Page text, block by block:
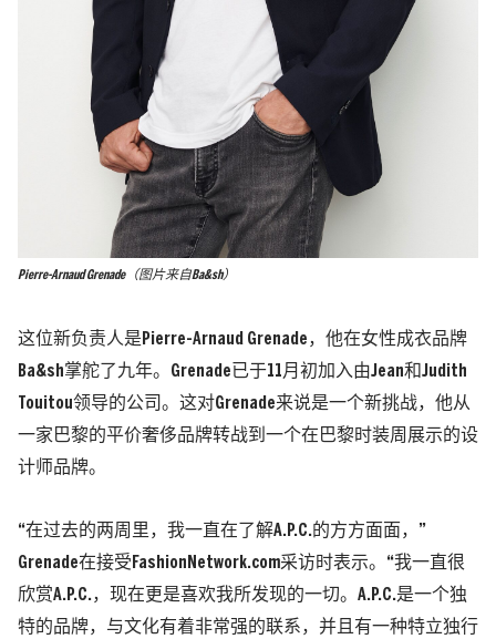
Pierre-Arnaud Grenade（图片来自Ba&sh）
这位新负责人是Pierre-Arnaud Grenade，他在女性成衣品牌
Ba&sh掌舵了九年。Grenade已于11月初加入由Jean和Judith
Touitou领导的公司。这对Grenade来说是一个新挑战，他从
一家巴黎的平价奢侈品牌转战到一个在巴黎时装周展示的设
计师品牌。
“在过去的两周里，我一直在了解A.P.C.的方方面面，”
Grenade在接受FashionNetwork.com采访时表示。“我一直很
欣赏A.P.C.，现在更是喜欢我所发现的一切。A.P.C.是一个独
特的品牌，与文化有着非常强的联系，并且有一种特立独行